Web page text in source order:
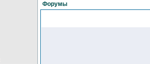
Форумы